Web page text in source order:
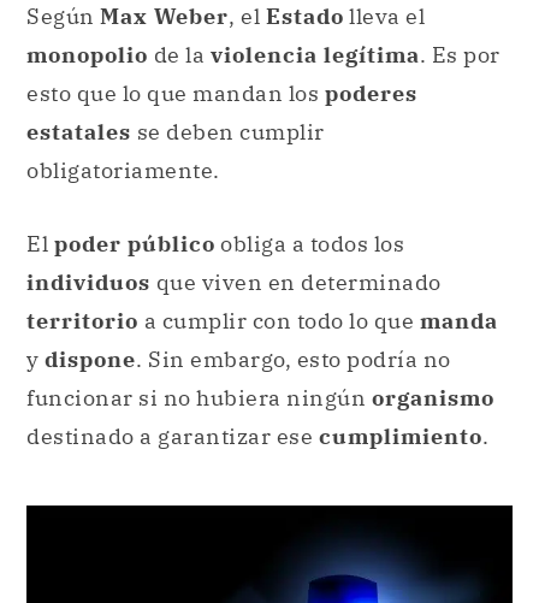
Según Max Weber, el Estado lleva el
monopolio de la violencia legítima. Es por
esto que lo que mandan los poderes
estatales se deben cumplir
obligatoriamente.
El poder público obliga a todos los
individuos que viven en determinado
territorio a cumplir con todo lo que manda
y dispone. Sin embargo, esto podría no
funcionar si no hubiera ningún organismo
destinado a garantizar ese cumplimiento.